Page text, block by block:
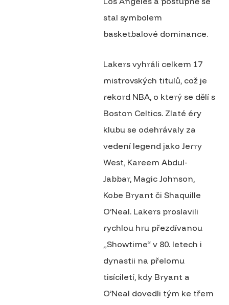
stal symbolem
basketbalové dominance.
Lakers vyhráli celkem 17
mistrovských titulů, což je
rekord NBA, o který se dělí s
Boston Celtics. Zlaté éry
klubu se odehrávaly za
vedení legend jako Jerry
West, Kareem Abdul-
Jabbar, Magic Johnson,
Kobe Bryant či Shaquille
O’Neal. Lakers proslavili
rychlou hru přezdívanou
„Showtime“ v 80. letech i
dynastii na přelomu
tisíciletí, kdy Bryant a
O’Neal dovedli tým ke třem